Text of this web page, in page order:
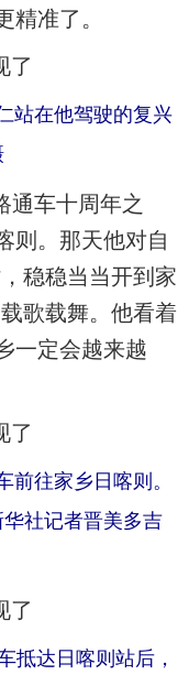
准了。
在他驾驶的复兴
车十周年之
则。那天他对自
稳稳当当开到家
歌载舞。他看着
一定会越来越
往家乡日喀则。
社记者晋美多吉
抵达日喀则站后，